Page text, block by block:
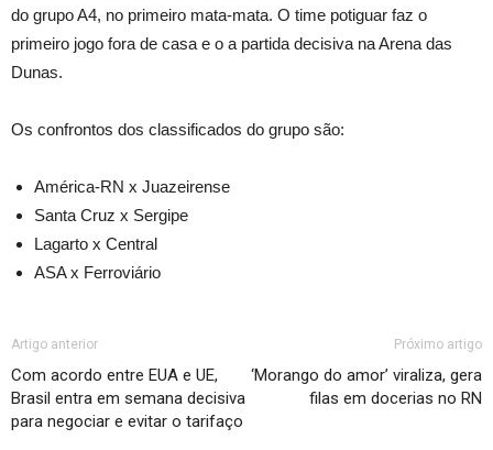
do grupo A4, no primeiro mata-mata. O time potiguar faz o
primeiro jogo fora de casa e o a partida decisiva na Arena das
Dunas.
Os confrontos dos classificados do grupo são:
América-RN x Juazeirense
Santa Cruz x Sergipe
Lagarto x Central
ASA x Ferroviário
Artigo anterior
Com acordo entre EUA e UE,
Brasil entra em semana decisiva
para negociar e evitar o tarifaço
Próximo artigo
‘Morango do amor’ viraliza, gera
filas em docerias no RN